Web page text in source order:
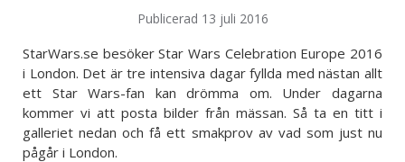
Publicerad 13 juli 2016
StarWars.se besöker Star Wars Celebration Europe 2016
i London. Det är tre intensiva dagar fyllda med nästan allt
ett Star Wars-fan kan drömma om. Under dagarna
kommer vi att posta bilder från mässan. Så ta en titt i
galleriet nedan och få ett smakprov av vad som just nu
pågår i London.